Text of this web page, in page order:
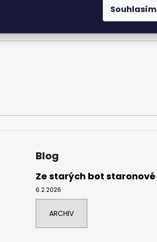
Souhlasím
Blog
Ze starých bot staronové
6.2.2026
ARCHIV